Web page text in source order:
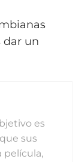
dar un
es
sus
película,